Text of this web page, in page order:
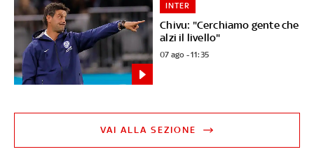
Chivu: "Cerchiamo gente che
alzi il livello"
INTER
07 ago - 11:35
VAI ALLA SEZIONE